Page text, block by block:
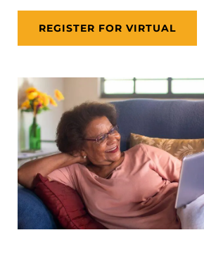
REGISTER FOR VIRTUAL